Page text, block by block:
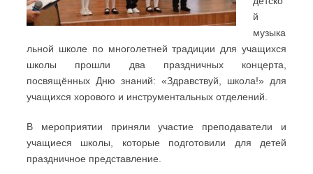
й
музыка
льной школе по многолетней традиции для учащихся
школы прошли два праздничных концерта,
посвящённых Дню знаний: «Здравствуй, школа!» для
учащихся хорового и инструментальных отделений.
В мероприятии приняли участие преподаватели и
учащиеся школы, которые подготовили для детей
праздничное представление.